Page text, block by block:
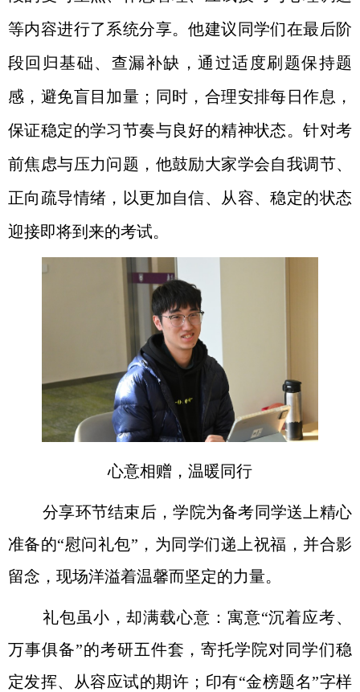
等内容进行了系统分享。他建议同学们在最后阶
段回归基础、查漏补缺，通过适度刷题保持题
感，避免盲目加量；同时，合理安排每日作息，
保证稳定的学习节奏与良好的精神状态。针对考
前焦虑与压力问题，他鼓励大家学会自我调节、
正向疏导情绪，以更加自信、从容、稳定的状态
迎接即将到来的考试。
心意相赠，温暖同行
分享环节结束后，学院为备考同学送上精心
准备的“慰问礼包” ，为同学们递上祝福，并合影
留念，现场洋溢着温馨而坚定的力量。
礼包虽小，却满载心意：寓意“沉着应考、
万事俱备”的考研五件套，寄托学院对同学们稳
定发挥、从容应试的期许；印有“金榜题名”字样